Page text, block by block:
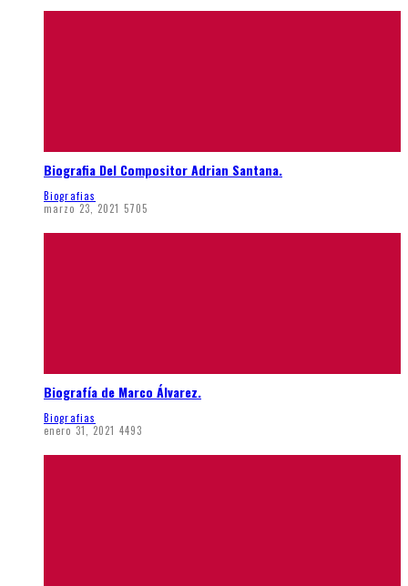
Biografia Del Compositor Adrian Santana.
Biografias
marzo 23, 2021 5705
Biografía de Marco Álvarez.
Biografias
enero 31, 2021 4493